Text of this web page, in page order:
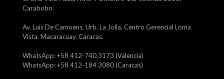
Carabobo.
Av. Luis De Camoens, Urb. La Jolla, Centro Gerencial Loma
Vista. Macaracuay. Caracas.
WhatsApp: +58 412-740.3173 (Valencia)
WhatsApp: +58 412-184.3080 (Caracas)